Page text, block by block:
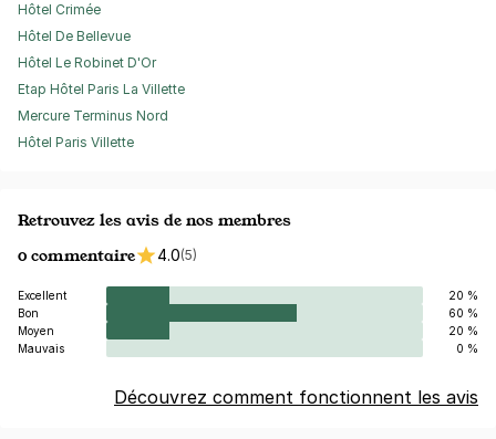
Hôtel Crimée
Hôtel De Bellevue
Hôtel Le Robinet D'Or
Etap Hôtel Paris La Villette
Mercure Terminus Nord
Hôtel Paris Villette
Retrouvez les avis de nos membres
0 commentaire
4.0(5)
Excellent
20 %
Bon
60 %
Moyen
20 %
Mauvais
0 %
Découvrez comment fonctionnent les avis